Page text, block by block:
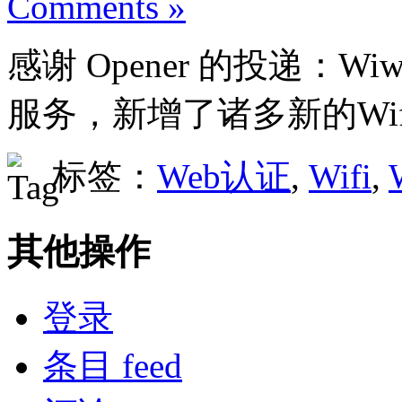
感谢 Opener 的投递：
服务，新增了诸多新的
标签： Web认证, Wifi,
其他操作
登录
条目 feed